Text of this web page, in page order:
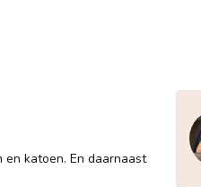
en katoen. En daarnaast